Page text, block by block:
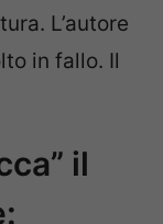
L’autore
in fallo. Il
il